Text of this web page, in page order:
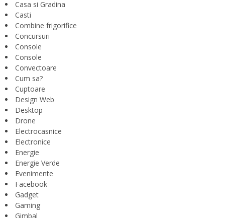
Casa si Gradina
Casti
Combine frigorifice
Concursuri
Console
Console
Convectoare
Cum sa?
Cuptoare
Design Web
Desktop
Drone
Electrocasnice
Electronice
Energie
Energie Verde
Evenimente
Facebook
Gadget
Gaming
Gimbal